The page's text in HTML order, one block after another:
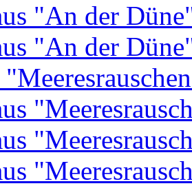
"An der
"An der